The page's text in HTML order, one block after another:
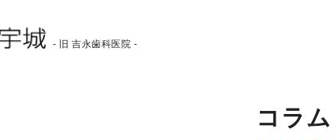
- 旧 吉永歯科医院 -
コラム